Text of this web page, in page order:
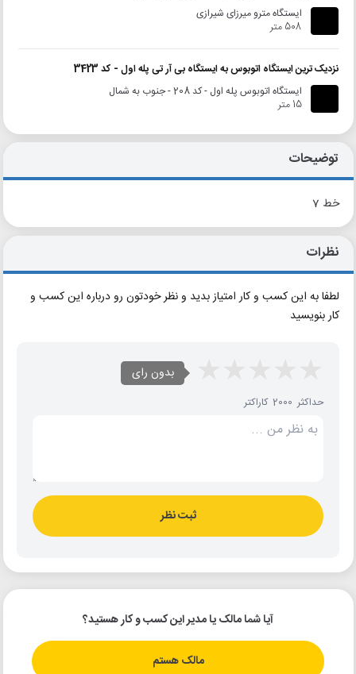
ایستگاه مترو میرزای شیرازی
508 متر
نزدیک ترین ایستگاه اتوبوس به ایستگاه بی آر تی پله اول - کد 3423
ایستگاه اتوبوس پله اول - کد 208 - جنوب به شمال
15 متر
توضیحات
خط 7
نظرات
لطفا به این کسب و کار امتیاز بدید و نظر خودتون رو درباره این کسب و
کار بنویسید
بدون رای
حداکثر 2000 کاراکتر
ثبت نظر
آیا شما مالک یا مدیر این کسب و کار هستید؟
مالک هستم